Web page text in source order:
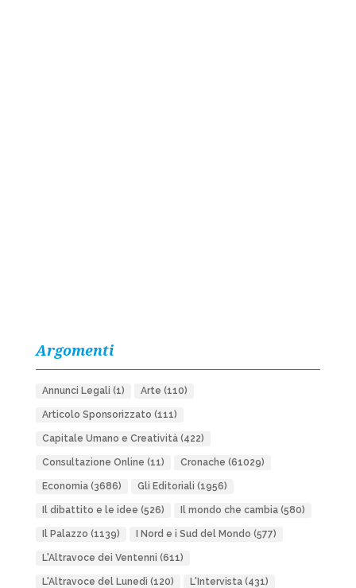
Argomenti
Annunci Legali (1) Arte (110)
Articolo Sponsorizzato (111)
Capitale Umano e Creatività(422)
Consultazione Online (11) Cronache (61029)
Economia(3686) Gli Editoriali (1956)
Il dibattito e le idee (526) Il mondo che cambia(580)
Il Palazzo (1139) I Nord e i Sud del Mondo (577)
L'Altravoce dei Ventenni (611)
L'Altravoce del Lunedì (120) L'Intervista(431)